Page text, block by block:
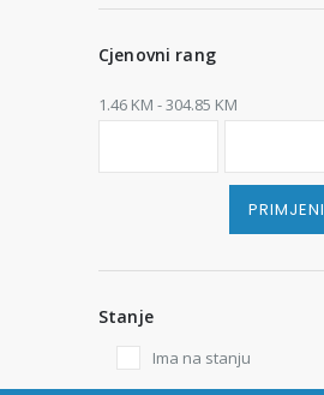
Cjenovni rang
1.46 KM - 304.85 KM
PRIMJENI
Stanje
Ima na stanju